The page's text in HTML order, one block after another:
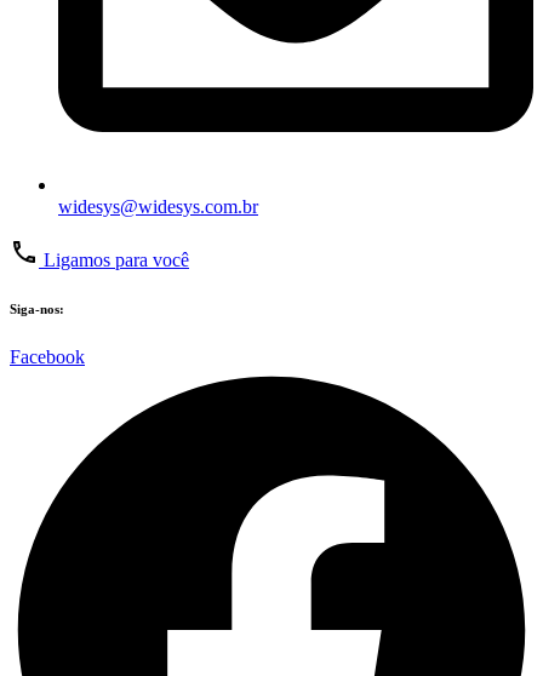
widesys@widesys.com.br
Ligamos para você
Siga-nos:
Facebook